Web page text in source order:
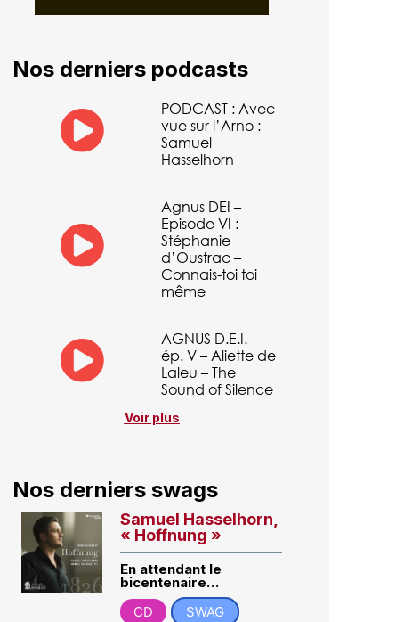
Nos derniers podcasts
PODCAST : Avec
vue sur l’Arno :
Samuel
Hasselhorn
Agnus DEI –
Episode VI :
Stéphanie
d’Oustrac –
Connais-toi toi
même
AGNUS D.E.I. –
ép. V – Aliette de
Laleu – The
Sound of Silence
Voir plus
Nos derniers swags
Samuel Hasselhorn,
« Hoffnung »
En attendant le
bicentenaire…
CD
SWAG